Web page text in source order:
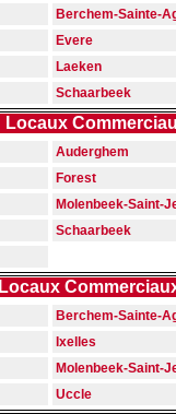
Berchem-Sainte-
Evere
Laeken
Schaarbeek
Locaux
Auderghem
Forest
Molenbeek-Saint-
Schaarbeek
Locaux
Berchem-Sainte-
Ixelles
Molenbeek-Saint-
Uccle